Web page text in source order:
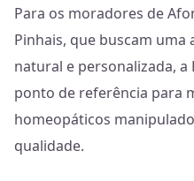
Para os moradores de
Pinhais, que buscam
natural e personalizada, a
ponto de referência para
homeopáticos
qualidade.